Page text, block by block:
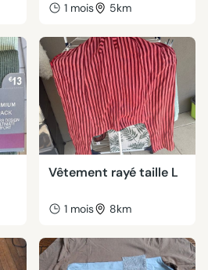
1 mois 5km
Vêtement rayé taille L
1 mois 8km